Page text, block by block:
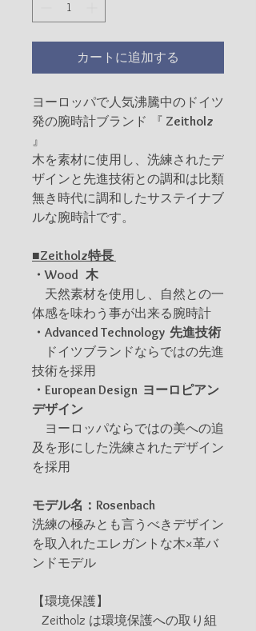
カートに追加する
ヨーロッパで人気沸騰中のドイツ
発の腕時計ブランド 『 Zeitholz
』
木を素材に使用し、洗練されたデ
ザインと先進技術との調和は比類
無き時代に調和したサステイナブ
ルな腕時計です。
■Zeitholz特長
・Wood 木
天然素材を使用し、自然との一
体感を味わう事が出来る腕時計
・Advanced Technology 先進技術
ドイツブランドならではの先進
技術を採用
・European Design ヨーロピアン
デザイン
ヨーロッパならではの美への追
及を形にした洗練されたデザイン
を採用
モデル名：Rosenbach
洗練の極みとも言うべきデザイン
を取入れたエレガントな木×革バ
ンドモデル
【環境保護】
Zeitholz は環境保護への取り組